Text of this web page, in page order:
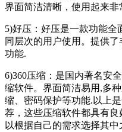
界面简洁清晰，使用起来非
5)好压：好压是一款功能全
同层次的用户使用。提供
功能.
6)360压缩：是国内著名安
缩软件。界面简洁易用,多
缩、密码保护等功能.以上
荐，这些压缩软件都具有
以根据自己的需求选择其中